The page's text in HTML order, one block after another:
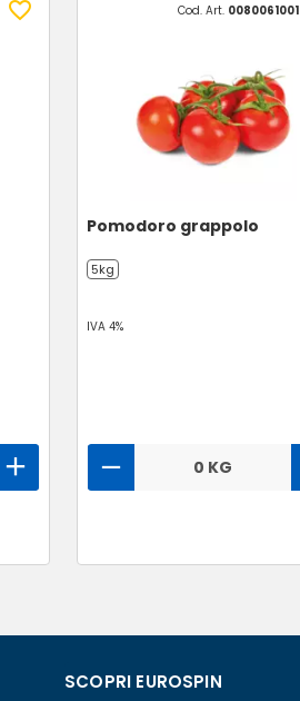
Cod. Art. 0080061001
Pomodoro grappolo
5kg
IVA 4%
0 KG
SCOPRI EUROSPIN